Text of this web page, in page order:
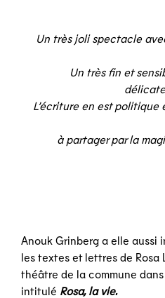
Un très joli spectacle
Un très fin et
L’écriture en est
à partager par la
Anouk Grinberg a elle aussi
les textes et lettres de Rosa
théâtre de la commune
intitulé Rosa, la vie.